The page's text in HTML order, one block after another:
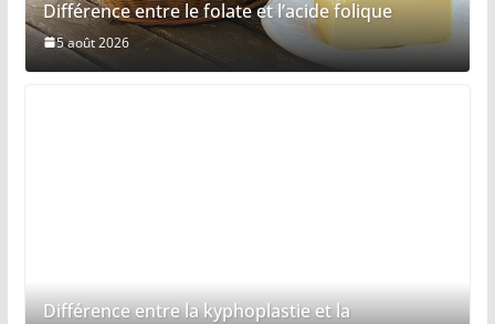
Différence entre le folate et l’acide folique
5 août 2026